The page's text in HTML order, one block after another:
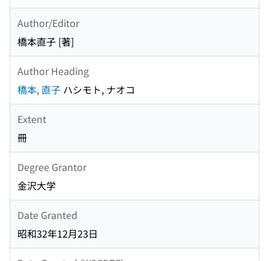
Author/Editor
橋本直子 [著]
Author Heading
橋本, 直子 ハシモト, ナオコ
Extent
冊
Degree Grantor
金沢大学
Date Granted
昭和32年12月23日